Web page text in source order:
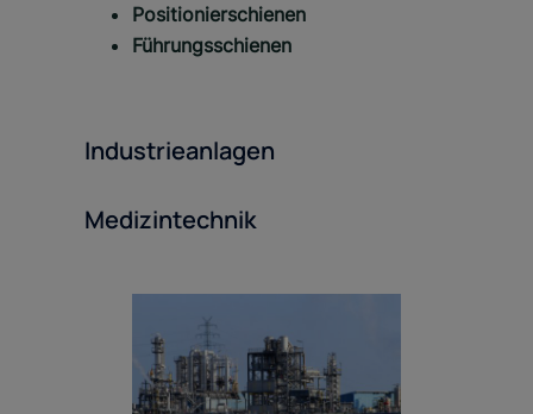
Positionierschienen
Führungsschienen
Industrieanlagen
Medizintechnik